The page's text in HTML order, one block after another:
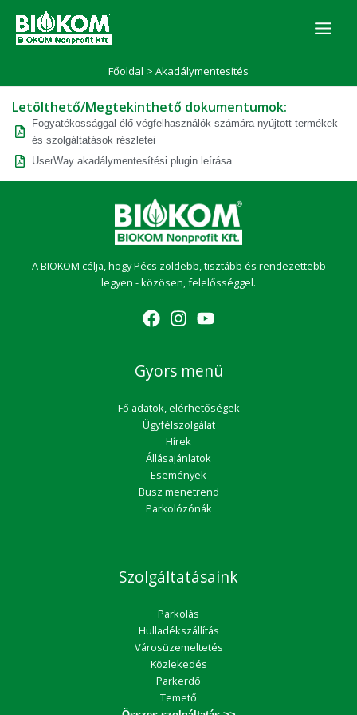
content
Főoldal Akadálymentesítés
Letölthető/Megtekinthető dokumentumok:
Fogyatékossággal élő végfelhasználók számára nyújtott termékek
és szolgáltatások részletei
UserWay akadálymentesítési plugin leírása
A BIOKOM célja, hogy Pécs zöldebb, tisztább és rendezettebb
legyen - közösen, felelősséggel.
Gyors menü
Fő adatok, elérhetőségek
Ügyfélszolgálat
Hírek
Állásajánlatok
Események
Busz menetrend
Parkolózónák
Szolgáltatásaink
Parkolás
Hulladékszállítás
Városüzemeltetés
Közlekedés
Parkerdő
Temető